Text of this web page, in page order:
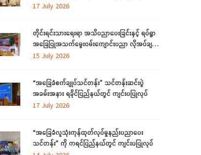
လူမျိုးများရေးရာဝန်ကြီးဌာနတို့ တွေ့ဆုံဆွေးနွေး
17 July 2026
တိုင်းရင်းသားရေးရာ အသိပညာပေးခြင်းနှင့် ရပ်ရွာ
အခြေပြုအသက်မွေးဝမ်းကျောင်းပညာ လိုအပ်ချက်
တို့ကို ဆန်းစစ်စီမံခြင်း အစီအစဉ်ကို ပဲခူးတိုင်းဒေသ
15 July 2026
“အခြေခံစက်ချုပ်သင်တန်း” သင်တန်းဆင်းပွဲ
အခမ်းအနား ရခိုင်ပြည်နယ်တွင် ကျင်းပပြုလုပ်
17 July 2026
“အခြေခံလူသုံးကုန်ထုတ်လုပ်မှုနည်းပညာပေး
သင်တန်း” ကို ကရင်ပြည်နယ်တွင် ကျင်းပပြုလုပ်